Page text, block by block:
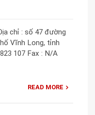
chỉ : số 47 đường
Vĩnh Long, tỉnh
107 Fax : N/A
READ MORE